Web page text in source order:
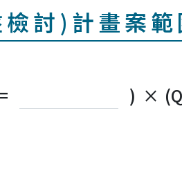
討)計畫案
) ×